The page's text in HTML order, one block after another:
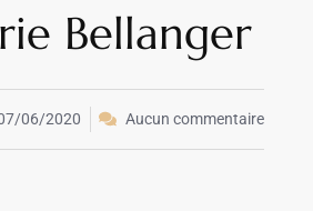
Bellanger
06/2020 Aucun commentaire